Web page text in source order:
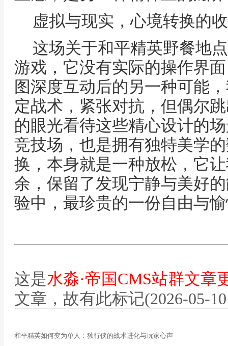
虚拟与现实，心境转换的
这场关于和平精英野餐地
游戏，它没有实际的操作界
图深度互动后的另一种可能
定战术，紧张对抗，但偶尔
的眼光看待这些精心设计的
竞技场，也是拥有独特美学
换，本身就是一种放松，它
余，保留了发现宁静与美好
验中，最珍贵的一份自由与
这是水淼·帝国CMS站群文章
文章，故有此标记(2026-05-
和平精英如何变为单人：独行侠的战术进化与玩家心声